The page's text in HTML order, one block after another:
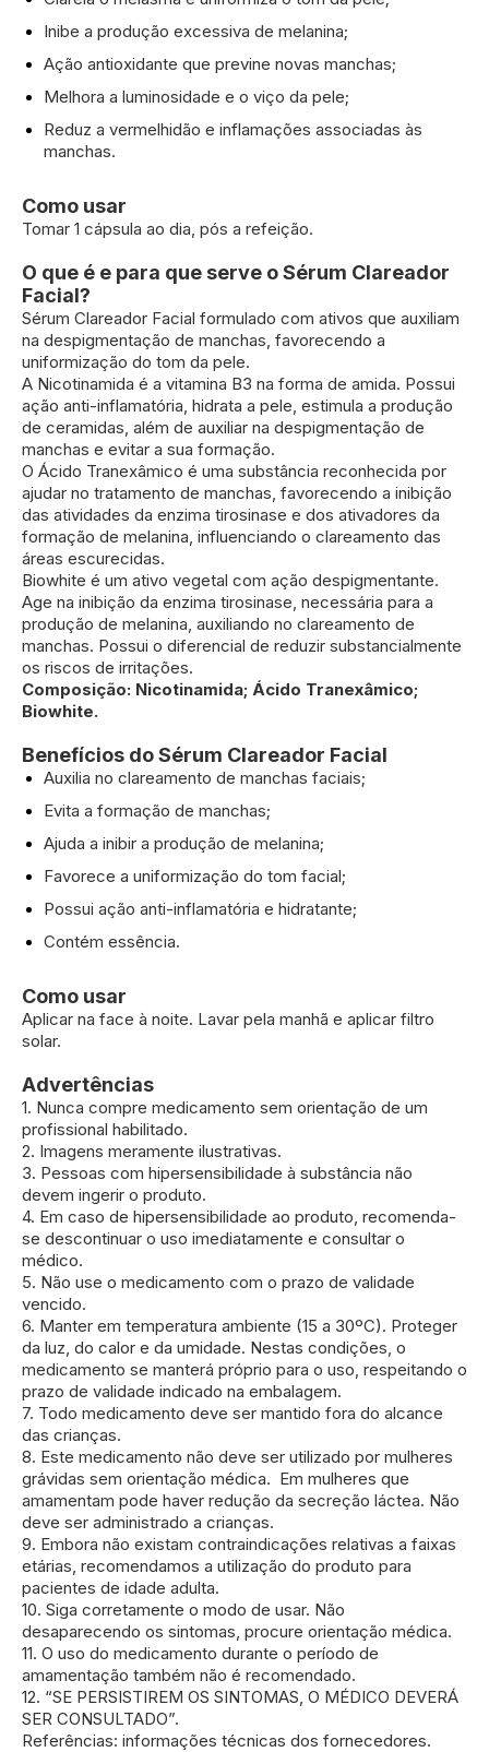
Inibe a produção excessiva de melanina;
Ação antioxidante que previne novas manchas;
Melhora a luminosidade e o viço da pele;
Reduz a vermelhidão e inflamações associadas às
manchas.
Como usar
Tomar 1 cápsula ao dia, pós a refeição.
O que é e para que serve o Sérum Clareador
Facial?
Sérum Clareador Facial formulado com ativos que auxiliam
na despigmentação de manchas, favorecendo a
uniformização do tom da pele.
A Nicotinamida é a vitamina B3 na forma de amida. Possui
ação anti-inflamatória, hidrata a pele, estimula a produção
de ceramidas, além de auxiliar na despigmentação de
manchas e evitar a sua formação.
O Ácido Tranexâmico é uma substância reconhecida por
ajudar no tratamento de manchas, favorecendo a inibição
das atividades da enzima tirosinase e dos ativadores da
formação de melanina, influenciando o clareamento das
áreas escurecidas.
Biowhite é um ativo vegetal com ação despigmentante.
Age na inibição da enzima tirosinase, necessária para a
produção de melanina, auxiliando no clareamento de
manchas. Possui o diferencial de reduzir substancialmente
os riscos de irritações.
Composição: Nicotinamida; Ácido Tranexâmico;
Biowhite.
Benefícios do Sérum Clareador Facial
Auxilia no clareamento de manchas faciais;
Evita a formação de manchas;
Ajuda a inibir a produção de melanina;
Favorece a uniformização do tom facial;
Possui ação anti-inflamatória e hidratante;
Contém essência.
Como usar
Aplicar na face à noite. Lavar pela manhã e aplicar filtro
solar.
Advertências
1. Nunca compre medicamento sem orientação de um
profissional habilitado.
2. Imagens meramente ilustrativas.
3. Pessoas com hipersensibilidade à substância não
devem ingerir o produto.
4. Em caso de hipersensibilidade ao produto, recomenda-
se descontinuar o uso imediatamente e consultar o
médico.
5. Não use o medicamento com o prazo de validade
vencido.
6. Manter em temperatura ambiente (15 a 30ºC). Proteger
da luz, do calor e da umidade. Nestas condições, o
medicamento se manterá próprio para o uso, respeitando o
prazo de validade indicado na embalagem.
7. Todo medicamento deve ser mantido fora do alcance
das crianças.
8. Este medicamento não deve ser utilizado por mulheres
grávidas sem orientação médica. Em mulheres que
amamentam pode haver redução da secreção láctea. Não
deve ser administrado a crianças.
9. Embora não existam contraindicações relativas a faixas
etárias, recomendamos a utilização do produto para
pacientes de idade adulta.
10. Siga corretamente o modo de usar. Não
desaparecendo os sintomas, procure orientação médica.
11. O uso do medicamento durante o período de
amamentação também não é recomendado.
12. “SE PERSISTIREM OS SINTOMAS, O MÉDICO DEVERÁ
SER CONSULTADO”.
Referências: informações técnicas dos fornecedores.